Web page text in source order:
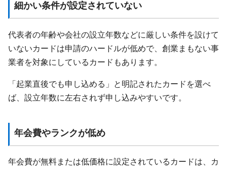
細かい条件が設定されていない
代表者の年齢や会社の設立年数などに厳しい条件を設けて
いないカードは申請のハードルが低めで、創業まもない事
業者を対象にしているカードもあります。
「起業直後でも申し込める」と明記されたカードを選べ
ば、設立年数に左右されず申し込みやすいです。
年会費やランクが低め
年会費が無料または低価格に設定されているカードは、カ